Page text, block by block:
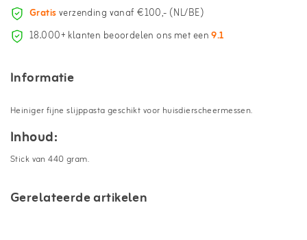
Gratisverzending vanaf €100,- (NL/BE)
18.000+ klanten beoordelen ons met een9.1
Informatie
Heiniger fijne slijppasta geschikt voor huisdierscheermessen.
Inhoud:
Stick van 440 gram.
Gerelateerde artikelen